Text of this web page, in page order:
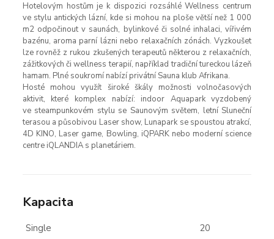
Hotelovým hostům je k dispozici rozsáhlé Wellness centrum
ve stylu antických lázní, kde si mohou na ploše větší než 1 000
m2 odpočinout v saunách, bylinkové či solné inhalaci, vířivém
bazénu, aroma parní lázni nebo relaxačních zónách. Vyzkoušet
lze rovněž z rukou zkušených terapeutů některou z relaxačních,
zážitkových či wellness terapií, například tradiční tureckou lázeň
hamam. Plné soukromí nabízí privátní Sauna klub Afrikana.
Hosté mohou využít široké škály možnosti volnočasových
aktivit, které komplex nabízí: indoor Aquapark vyzdobený
ve steampunkovém stylu se Saunovým světem, letní Sluneční
terasou a působivou Laser show, Lunapark se spoustou atrakcí,
4D KINO, Laser game, Bowling, iQPARK nebo moderní science
centre iQLANDIA s planetáriem.
Kapacita
Single
20